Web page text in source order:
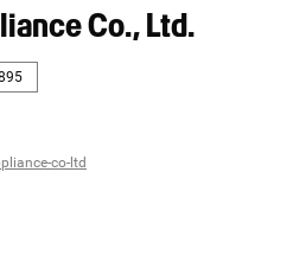
Co., Ltd.
co-ltd